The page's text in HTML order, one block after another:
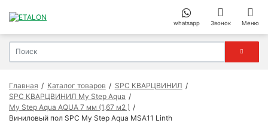
whatsapp Звонок Меню
Главная Каталог товаров
SPC КВАРЦВИНИЛ
SPC КВАРЦВИНИЛ My Step Aqua
My Step Aqua AQUA 7 мм (1,67 м2 )
Виниловый пол SPC My Step Aqua MSA11 Linth